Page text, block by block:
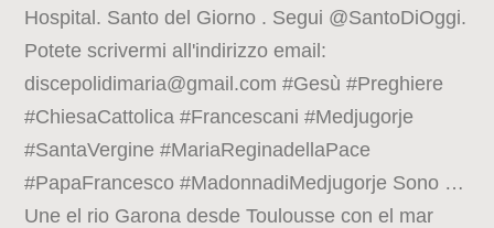
Hospital. Santo del Giorno . Segui @SantoDiOggi.
Potete scrivermi all'indirizzo email:
discepolidimaria@gmail.com #Gesù #Preghiere
#ChiesaCattolica #Francescani #Medjugorje
#SantaVergine #MariaReginadellaPace
#PapaFrancesco #MadonnadiMedjugorje Sono …
Une el rio Garona desde Toulousse con el mar